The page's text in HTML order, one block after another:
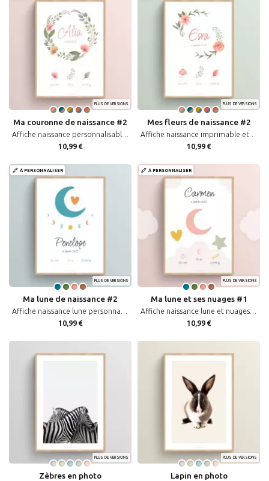
PLUS DE VERSIONS
Ma couronne de naissance #2
10,99 €
PLUS DE VERSIONS
Mes fleurs de naissance #2
10,99 €
À PERSONNALISER
PLUS DE VERSIONS
Ma lune de naissance #2
10,99 €
À PERSONNALISER
PLUS DE VERSIONS
Ma lune et ses nuages #1
10,99 €
PLUS DE VERSIONS
Zèbres en photo
PLUS DE VERSIONS
Lapin en photo